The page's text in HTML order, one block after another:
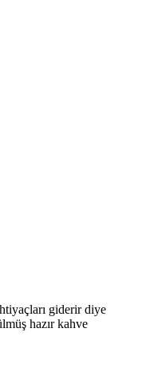
giderir diye
hazır kahve